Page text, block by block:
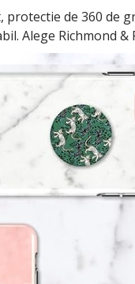
protectie de 360 de
Alege Richmond